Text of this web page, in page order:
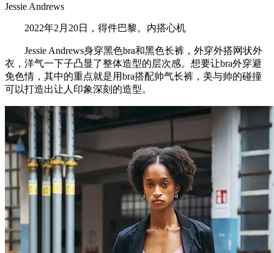
Jessie Andrews
2022年2月20日，得件巴黎。内搭心机
Jessie Andrews身穿黑色bra和黑色长裤，外穿外搭网状外
衣，洋气一下子凸显了整体造型的层次感。想要让bra外穿避
免色情，其中的重点就是用bra搭配帅气长裤，美与帅的碰撞
可以打造出让人印象深刻的造型。